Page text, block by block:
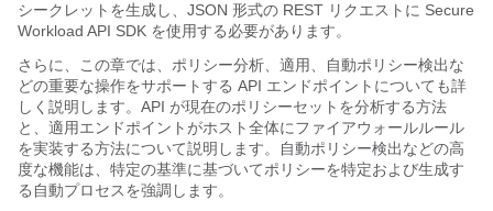
シークレットを生成し、JSON 形式の REST リクエストに Secure
Workload API SDK を使用する必要があります。
さらに、この章では、ポリシー分析、適用、自動ポリシー検出な
どの重要な操作をサポートする API エンドポイントについても詳
しく説明します。API が現在のポリシーセットを分析する方法
と、適用エンドポイントがホスト全体にファイアウォールルール
を実装する方法について説明します。自動ポリシー検出などの高
度な機能は、特定の基準に基づいてポリシーを特定および生成す
る自動プロセスを強調します。